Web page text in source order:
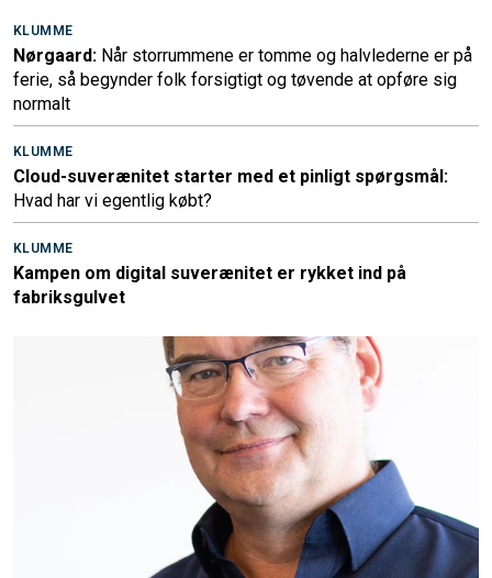
KLUMME
Nørgaard: Når storrummene er tomme og halvlederne er på
ferie, så begynder folk forsigtigt og tøvende at opføre sig
normalt
KLUMME
Cloud-suverænitet starter med et pinligt spørgsmål:
Hvad har vi egentlig købt?
KLUMME
Kampen om digital suverænitet er rykket ind på
fabriksgulvet